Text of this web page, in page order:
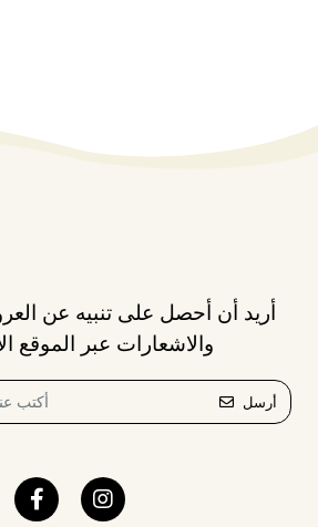
أريد أن أحصل على تنبيه عن
والاشعارات عبر الموقع
أرسل